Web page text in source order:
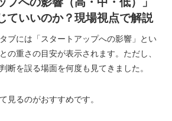
ていいのか？現場視点で解説
ブには「スタートアップへの影響」とい
の重さの目安が表示されます。ただし、
断を誤る場面を何度も見てきました。
見るのがおすすめです。